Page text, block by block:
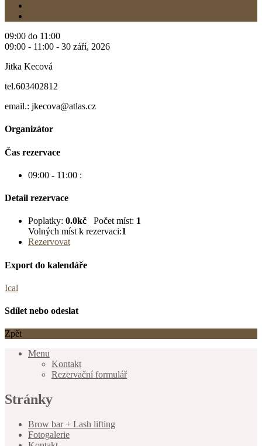
09:00 do 11:00
09:00 - 11:00 - 30 září, 2026
Jitka Kecová
tel.603402812
email.: jkecova@atlas.cz
Organizátor
Čas rezervace
09:00 - 11:00 :
Detail rezervace
Poplatky: 0.0kč Počet míst: 1
Volných míst k rezervaci:1
Rezervovat
Export do kalendáře
Ical
Sdílet nebo odeslat
Zpět
Menu
Kontakt
Rezervační formulář
Stránky
Brow bar + Lash lifting
Fotogalerie